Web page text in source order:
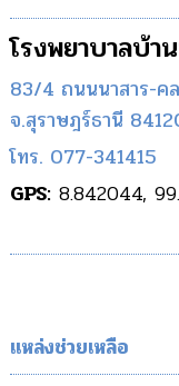
โรงพยาบาลบ้า
83/4 ถนนนาสาร-ค
จ.สุราษฎร์ธานี
โทร. 077-341415
GPS: 8.842044,
แหล่งช่วยเหลือ